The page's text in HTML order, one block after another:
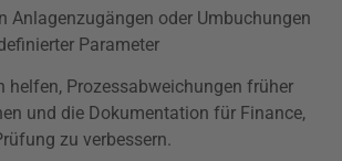
Anlagenzugängen oder Umbuchungen
Parameter
helfen, Prozessabweichungen früher
und die Dokumentation für Finance,
zu verbessern.